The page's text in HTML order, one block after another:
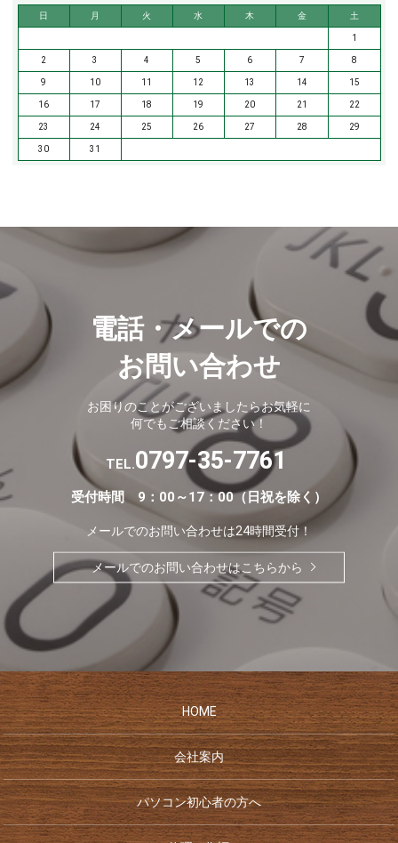
日 月 火 水 木 金 土
1
2 3 4 5 6 7 8
9 10 11 12 13 14 15
16 17 18 19 20 21 22
23 24 25 26 27 28 29
30 31
電話・メールでの
お問い合わせ
お困りのことがございましたらお気軽に
何でもご相談ください！
TEL.0797-35-7761
受付時間 9：00～17：00（日祝を除く）
メールでのお問い合わせは24時間受付！
メールでのお問い合わせはこちらから
HOME
会社案内
パソコン初心者の方へ